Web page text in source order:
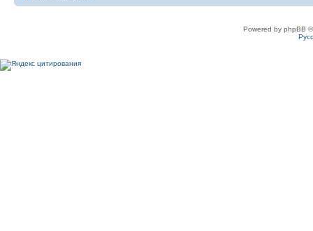
Powered by phpBB